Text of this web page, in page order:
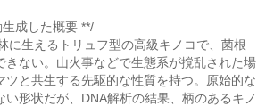
生成した概要 **/
に生えるトリュフ型の高級キノコで、菌根
きない。山火事などで生態系が撹乱された場
ツと共生する先駆的な性質を持つ。原始的な
い形状だが、DNA解析の結果、柄のあるキノ